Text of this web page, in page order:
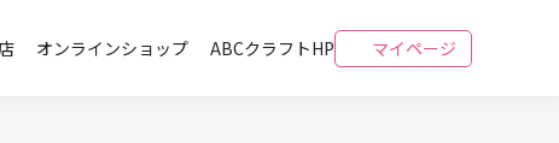
オンラインショップ ABCクラフトHP マイページ